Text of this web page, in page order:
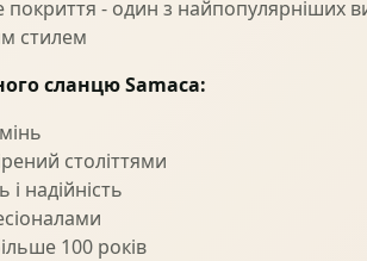
- один з найпопулярніших
стилем
сланцю Samaca:
століттями
і надійність
100 років